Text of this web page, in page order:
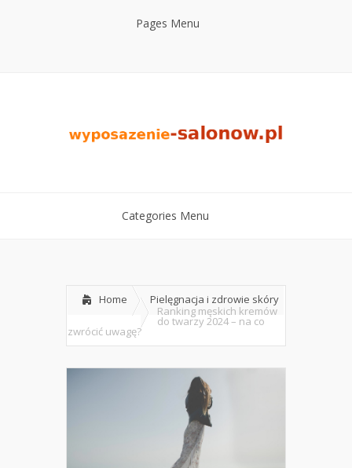
Pages Menu
Categories Menu
Home
Pielęgnacja i zdrowie skóry
Ranking męskich kremów
do twarzy 2024 – na co
zwrócić uwagę?